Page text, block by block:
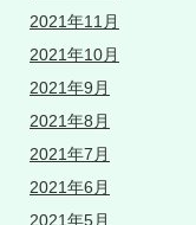
2021年11月
2021年10月
2021年9月
2021年8月
2021年7月
2021年6月
2021年5月